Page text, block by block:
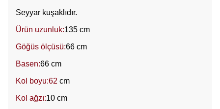
Seyyar kuşaklıdır.
Ürün uzunluk:135 cm
Göğüs ölçüsü:66 cm
Basen:66 cm
Kol boyu:62 cm
Kol ağzı:10 cm